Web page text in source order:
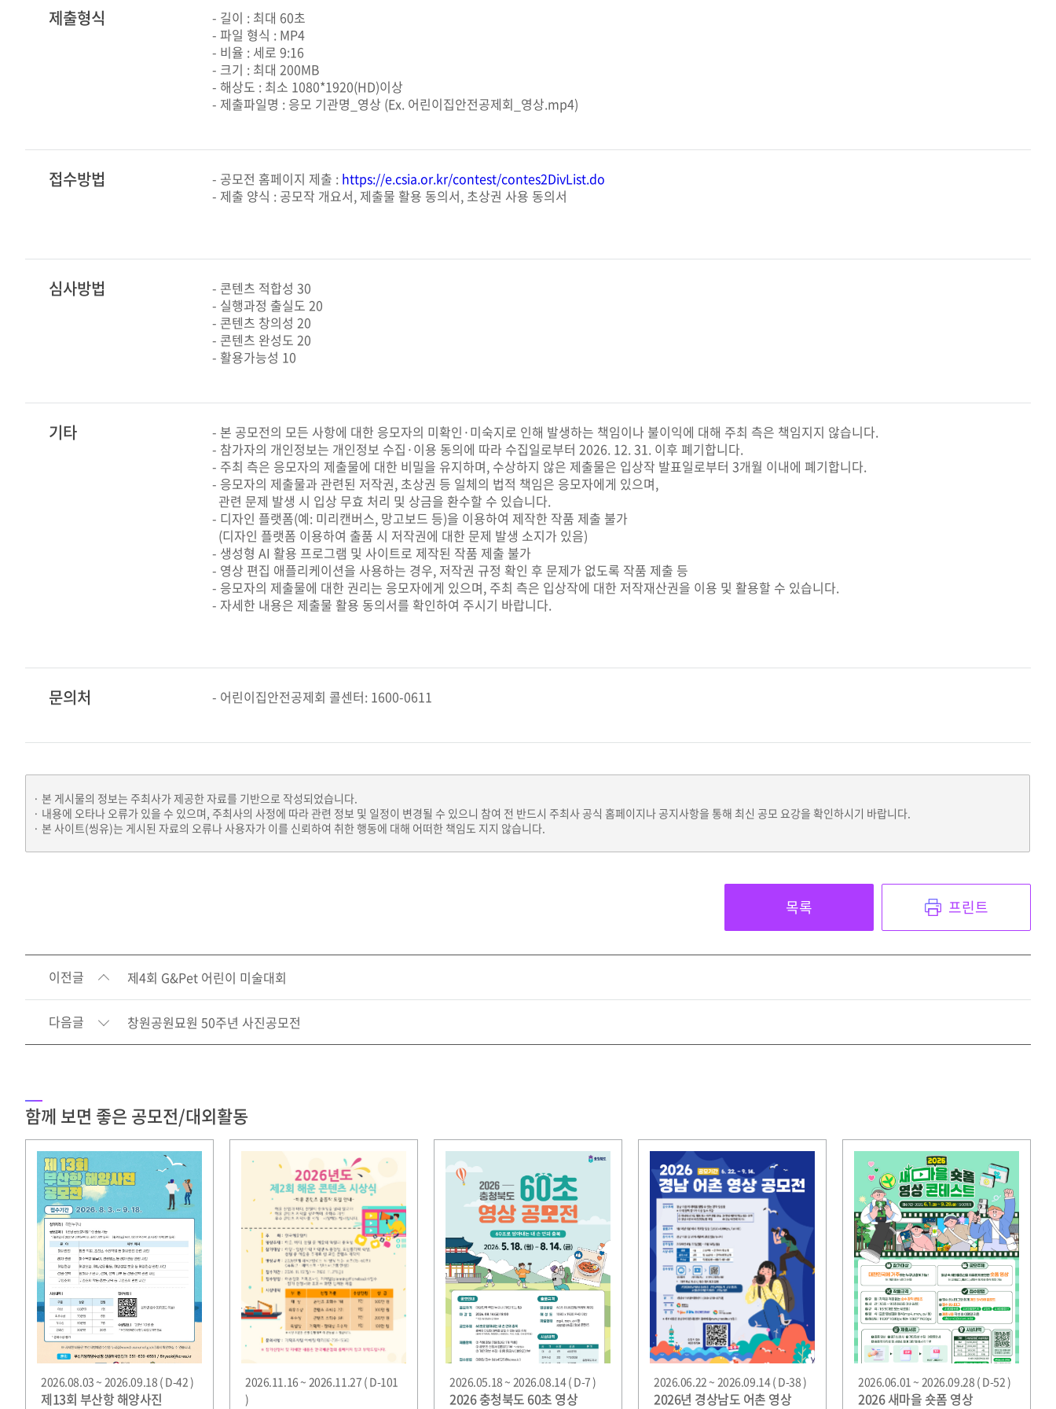
제출형식
- 길이 : 최대 60초
- 파일 형식 : MP4
- 비율 : 세로 9:16
- 크기 : 최대 200MB
- 해상도 : 최소 1080*1920(HD)이상
- 제출파일명 : 응모 기관명_영상 (Ex. 어린이집안전공제회_영상.mp4)
접수방법 - 공모전 홈페이지 제출 : https://e.csia.or.kr/contest/contes2DivList.do
- 제출 양식 : 공모작 개요서, 제출물 활용 동의서, 초상권 사용 동의서
심사방법
- 콘텐츠 적합성 30
- 실행과정 출실도 20
- 콘텐츠 창의성 20
- 콘텐츠 완성도 20
- 활용가능성 10
기타
- 본 공모전의 모든 사항에 대한 응모자의 미확인·미숙지로 인해 발생하는 책임이나 불이익에 대해 주최 측은 책임지지 않습니다.
- 참가자의 개인정보는 개인정보 수집·이용 동의에 따라 수집일로부터 2026. 12. 31. 이후 폐기합니다.
- 주최 측은 응모자의 제출물에 대한 비밀을 유지하며, 수상하지 않은 제출물은 입상작 발표일로부터 3개월 이내에 폐기합니다.
- 응모자의 제출물과 관련된 저작권, 초상권 등 일체의 법적 책임은 응모자에게 있으며,
관련 문제 발생 시 입상 무효 처리 및 상금을 환수할 수 있습니다.
- 디자인 플랫폼(예: 미리캔버스, 망고보드 등)을 이용하여 제작한 작품 제출 불가
(디자인 플랫폼 이용하여 출품 시 저작권에 대한 문제 발생 소지가 있음)
- 생성형 AI 활용 프로그램 및 사이트로 제작된 작품 제출 불가
- 영상 편집 애플리케이션을 사용하는 경우, 저작권 규정 확인 후 문제가 없도록 작품 제출 등
- 응모자의 제출물에 대한 권리는 응모자에게 있으며, 주최 측은 입상작에 대한 저작재산권을 이용 및 활용할 수 있습니다.
- 자세한 내용은 제출물 활용 동의서를 확인하여 주시기 바랍니다.
문의처 - 어린이집안전공제회 콜센터: 1600-0611
본 게시물의 정보는 주최사가 제공한 자료를 기반으로 작성되었습니다.
내용에 오타나 오류가 있을 수 있으며, 주최사의 사정에 따라 관련 정보 및 일정이 변경될 수 있으니 참여 전 반드시 주최사 공식 홈페이지나 공지사항을 통해 최신 공모 요강을 확인하시기 바랍니다.
본 사이트(씽유)는 게시된 자료의 오류나 사용자가 이를 신뢰하여 취한 행동에 대해 어떠한 책임도 지지 않습니다.
목록 프린트
이전글 제4회 G&Pet 어린이 미술대회
다음글 창원공원묘원 50주년 사진공모전
함께 보면 좋은 공모전/대외활동
2026.08.03 ~ 2026.09.18 ( D-42 )
제13회 부산항 해양사진
2026.11.16 ~ 2026.11.27 ( D-101
)
2026.05.18 ~ 2026.08.14 ( D-7 )
2026 충청북도 60초 영상
2026.06.22 ~ 2026.09.14 ( D-38 )
2026년 경상남도 어촌 영상
2026.06.01 ~ 2026.09.28 ( D-52 )
2026 새마을 숏폼 영상